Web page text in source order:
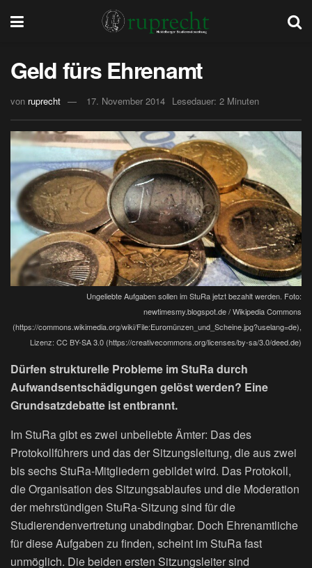
Geld fürs Ehrenamt
von ruprecht 17. November 2014 Lesedauer: 2 Minuten
Ungeliebte Aufgaben sollen im StuRa jetzt bezahlt werden. Foto:
newtimesmy.blogspot.de / Wikipedia Commons
(https://commons.wikimedia.org/wiki/File:Euromünzen_und_Scheine.jpg?uselang=de),
Lizenz: CC BY-SA 3.0 (https://creativecommons.org/licenses/by-sa/3.0/deed.de)
Dürfen strukturelle Probleme im StuRa durch
Aufwandsentschädigungen gelöst werden? Eine
Grundsatzdebatte ist entbrannt.
Im StuRa gibt es zwei unbeliebte Ämter: Das des
Protokollführers und das der Sitzungsleitung, die aus zwei
bis sechs StuRa-Mitgliedern gebildet wird. Das Protokoll,
die Organisation des Sitzungsablaufes und die Moderation
der mehrstündigen StuRa-Sitzung sind für die
Studierendenvertretung unabdingbar. Doch Ehrenamtliche
für diese Aufgaben zu finden, scheint im StuRa fast
unmöglich. Die beiden ersten Sitzungsleiter sind